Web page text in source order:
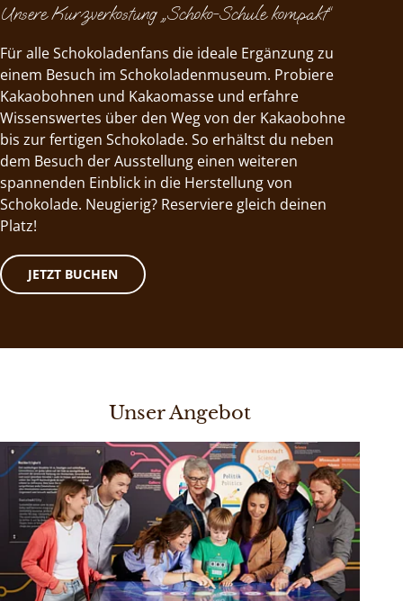
Unsere Kurzverkostung „Schoko-Schule kompakt“
Für alle Schokoladenfans die ideale Ergänzung zu
einem Besuch im Schokoladenmuseum. Probiere
Kakaobohnen und Kakaomasse und erfahre
Wissenswertes über den Weg von der Kakaobohne
bis zur fertigen Schokolade. So erhältst du neben
dem Besuch der Ausstellung einen weiteren
spannenden Einblick in die Herstellung von
Schokolade. Neugierig? Reserviere gleich deinen
Platz!
JETZT BUCHEN
Unser Angebot